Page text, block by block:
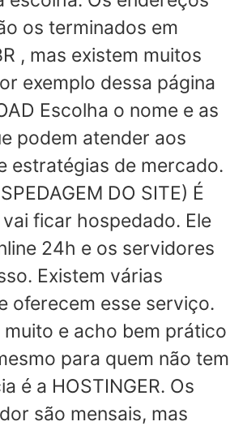
os terminados em
, mas existem muitos
exemplo dessa página
Escolha o nome e as
podem atender aos
estratégias de mercado.
DO SITE) É
ficar hospedado. Ele
24h e os servidores
Existem várias
oferecem esse serviço.
e acho bem prático
para quem não tem
é a HOSTINGER. Os
são mensais, mas